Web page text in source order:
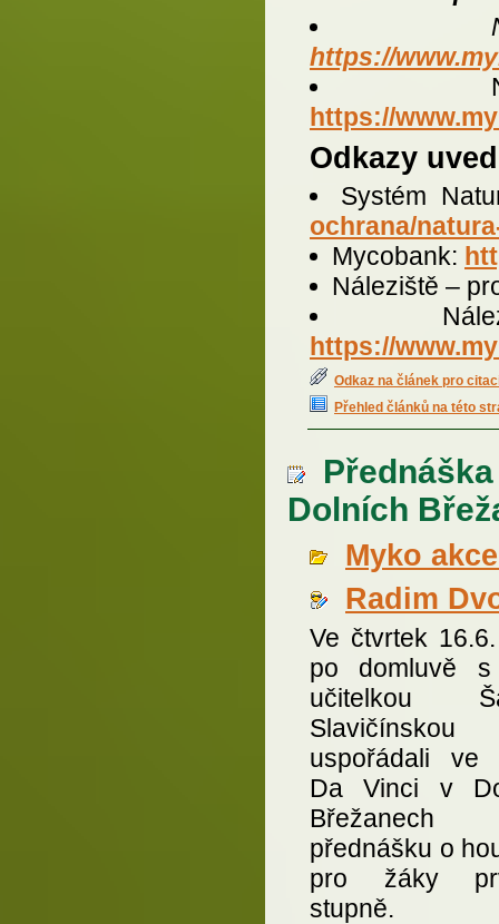
https://
https://
Odkazy
Systém
ochrana/
Mycobank:
Náleziště –
https://
Odkaz na článek pro
Přehled článků na této
Dolních
Myko
Radim
Ve čtvrtek
po domluvě
učitelkou
Slavičínskou
uspořádali ve
Da Vinci v
Břežanech
přednášku o
pro žáky
stupně.